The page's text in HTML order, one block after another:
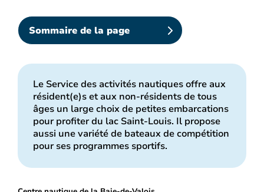
Sommaire de la page
Le Service des activités nautiques offre aux
résident(e)s et aux non‑résidents de tous
âges un large choix de petites embarcations
pour profiter du lac Saint‑Louis. Il propose
aussi une variété de bateaux de compétition
pour ses programmes sportifs.